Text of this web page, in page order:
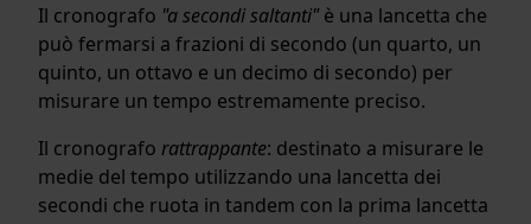
Il cronografo "a secondi saltanti"è una lancetta che
può fermarsi a frazioni di secondo (un quarto, un
quinto, un ottavo e un decimo di secondo) per
misurare un tempo estremamente preciso.
Il cronografo rattrappante: destinato a misurare le
medie del tempo utilizzando una lancetta dei
secondi che ruota in tandem con la prima lancetta